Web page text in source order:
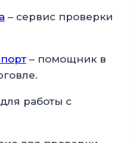
– сервис проверки
– помощник в
работы с